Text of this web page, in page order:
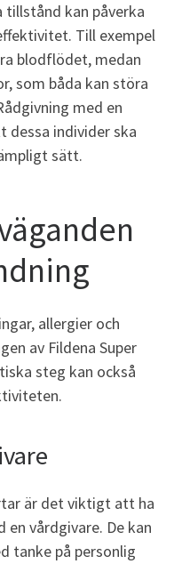
kan påverka
Till exempel
blodflödet, medan
som båda kan störa
med en
dessa individer ska
sätt.
allergier och
av Fildena Super
steg kan också
är det viktigt att ha
vårdgivare. De kan
tanke på personlig